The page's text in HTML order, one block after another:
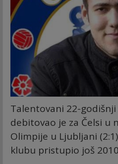
Talentovani 22-
debitovao je za Čelsi u
Olimpije u Ljubljani
klubu pristupio još